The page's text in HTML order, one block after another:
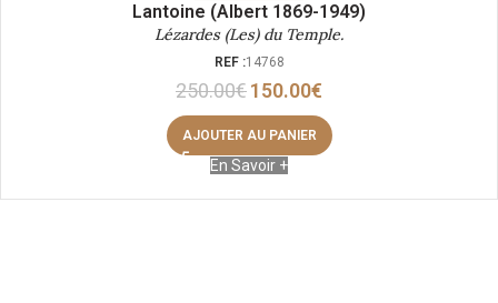
Lantoine (Albert 1869-1949)
Lézardes (Les) du Temple.
REF :14768
250.00€150.00€
AJOUTER AU PANIER
En Savoir +